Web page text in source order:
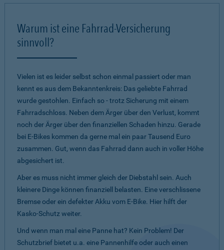
Warum ist eine Fahrrad-Versicherung
sinnvoll?
Vielen ist es leider selbst schon einmal passiert oder man
kennt es aus dem Bekanntenkreis: Das geliebte Fahrrad
wurde gestohlen. Einfach so - trotz Sicherung mit einem
Fahrradschloss. Neben dem Ärger über den Verlust, kommt
noch der Ärger über den finanziellen Schaden hinzu. Gerade
bei E-Bikes kommen da gerne mal ein paar Tausend Euro
zusammen. Gut, wenn das Fahrrad dann auch in voller Höhe
abgesichert ist.
Aber es muss nicht immer gleich der Diebstahl sein. Auch
kleinere Dinge können finanziell belasten. Eine verschlissene
Bremse oder ein defekter Akku vom E-Bike. Hier hilft der
Kasko-Schutz weiter.
Und wenn man mal eine Panne hat? Kein Problem! Der
Schutzbrief bietet u.a. eine Pannenhilfe oder auch einen